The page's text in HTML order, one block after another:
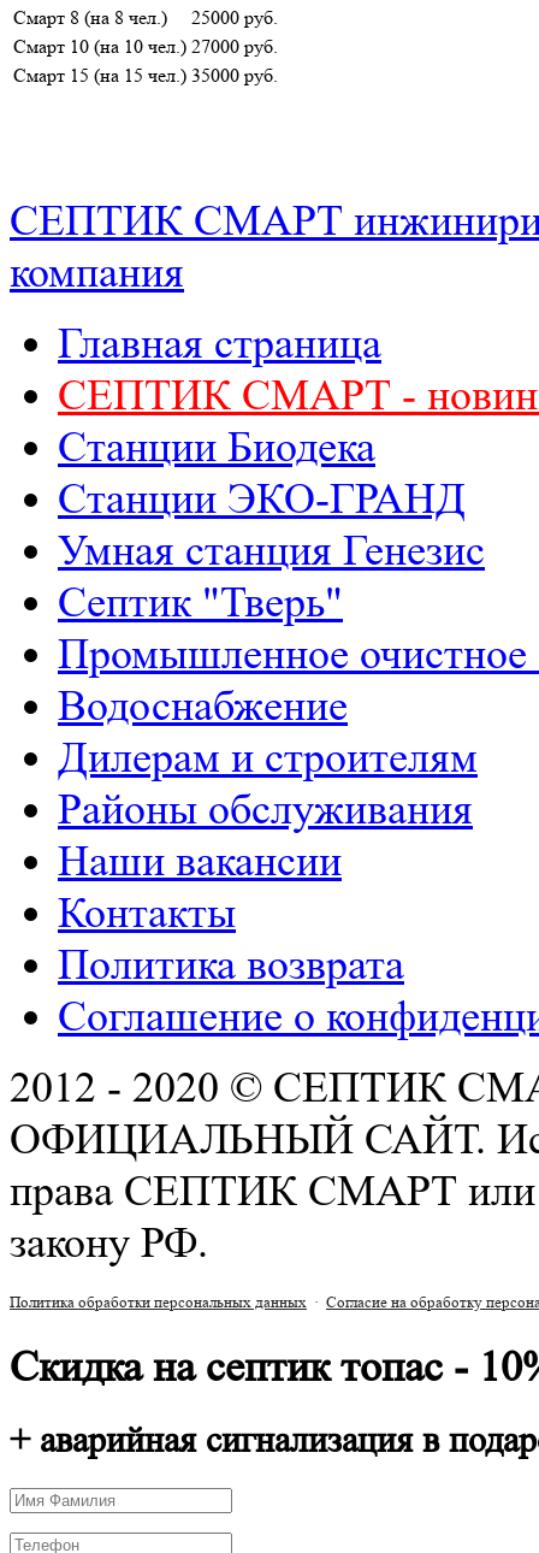
Смарт 8 (на 8 чел.)
25000 руб.
Смарт 10 (на 10 чел.) 27000 руб.
Смарт 15 (на 15 чел.) 35000 руб.
СЕПТИК СМАРТ
компания
Главная страница
СЕПТИК СМАРТ -
Станции Биодека
Станции ЭКО-ГРАНД
Умная станция Генезис
Септик "Тверь"
Промышленное очистное
Водоснабжение
Дилерам и строителям
Районы обслуживания
Наши вакансии
Контакты
Политика возврата
Соглашение о
2012 - 2020 © СЕПТИК
ОФИЦИАЛЬНЫЙ САЙТ.
права СЕПТИК СМАРТ или
закону РФ.
Политика обработки персональных данных · Согласие на обработку
Скидка на септик топас -
+ аварийная сигнализация в